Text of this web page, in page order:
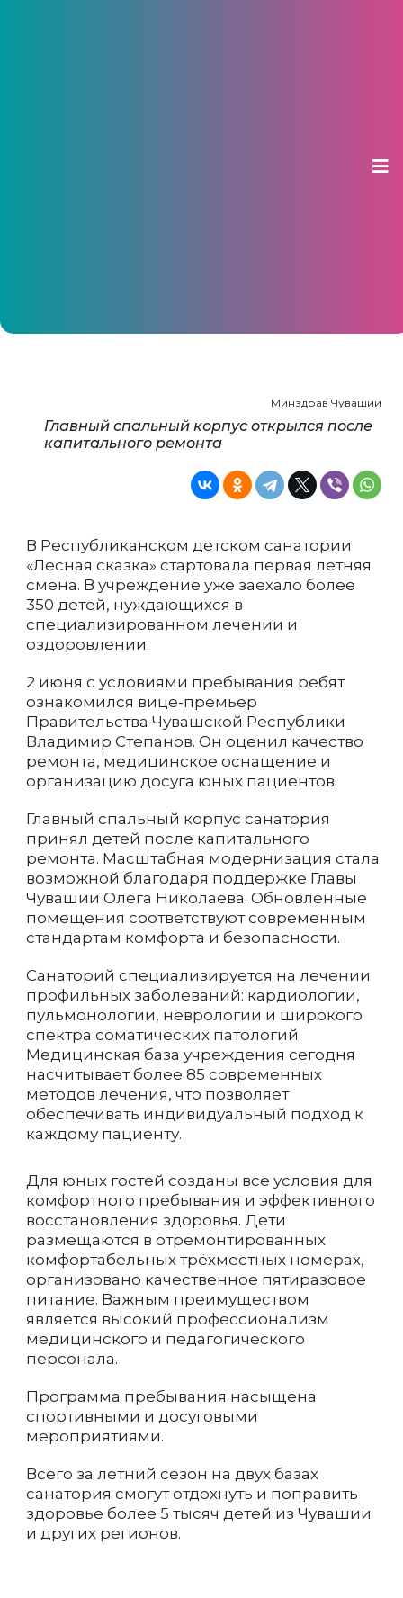
Минздрав Чувашии
Главный спальный корпус открылся после
капитального ремонта
В Республиканском детском санатории
«Лесная сказка» стартовала первая летняя
смена. В учреждение уже заехало более
350 детей, нуждающихся в
специализированном лечении и
оздоровлении.
2 июня с условиями пребывания ребят
ознакомился вице-премьер
Правительства Чувашской Республики
Владимир Степанов. Он оценил качество
ремонта, медицинское оснащение и
организацию досуга юных пациентов.
Главный спальный корпус санатория
принял детей после капитального
ремонта. Масштабная модернизация стала
возможной благодаря поддержке Главы
Чувашии Олега Николаева. Обновлённые
помещения соответствуют современным
стандартам комфорта и безопасности.
Санаторий специализируется на лечении
профильных заболеваний: кардиологии,
пульмонологии, неврологии и широкого
спектра соматических патологий.
Медицинская база учреждения сегодня
насчитывает более 85 современных
методов лечения, что позволяет
обеспечивать индивидуальный подход к
каждому пациенту.
Для юных гостей созданы все условия для
комфортного пребывания и эффективного
восстановления здоровья. Дети
размещаются в отремонтированных
комфортабельных трёхместных номерах,
организовано качественное пятиразовое
питание. Важным преимуществом
является высокий профессионализм
медицинского и педагогического
персонала.
Программа пребывания насыщена
спортивными и досуговыми
мероприятиями.
Всего за летний сезон на двух базах
санатория смогут отдохнуть и поправить
здоровье более 5 тысяч детей из Чувашии
и других регионов.